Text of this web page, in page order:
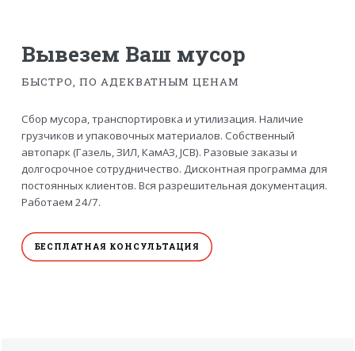
Вывезем Ваш мусор
БЫСТРО, ПО АДЕКВАТНЫМ ЦЕНАМ
Сбор мусора, транспортировка и утилизация. Наличие
грузчиков и упаковочных материалов. Собственный
автопарк (Газель, ЗИЛ, КамАЗ, JCB). Разовые заказы и
долгосрочное сотрудничество. Дисконтная программа для
постоянных клиентов. Вся разрешительная документация.
Работаем 24/7.
БЕСПЛАТНАЯ КОНСУЛЬТАЦИЯ